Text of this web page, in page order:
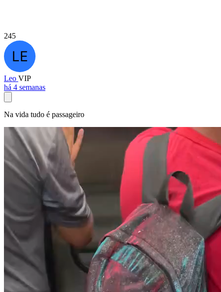
245
Leo VIP
há 4 semanas
Na vida tudo é passageiro